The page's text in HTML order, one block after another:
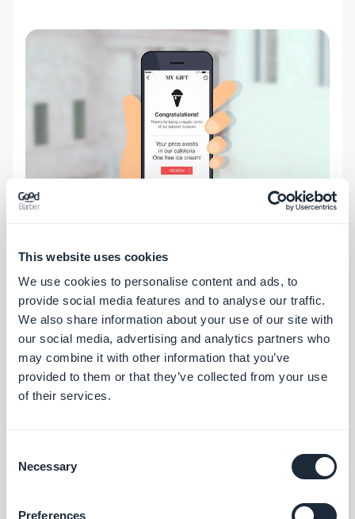
This website uses cookies
We use cookies to personalise content and ads, to
provide social media features and to analyse our traffic.
We also share information about your use of our site with
our social media, advertising and analytics partners who
may combine it with other information that you’ve
provided to them or that they’ve collected from your use
of their services.
Selection
Necessary
Preferences
Ricompense esclusive
Per mostrare infine agli utenti la tua gratitudine per
la loro partecipazione e attenzione, puoi sfruttare
una funzionalità come la Loyalty Card,utilizzando
perché no dei bonus di ricompensa
negozio di souvenir del museo. Con unacarta
gli utenti possono inoltre ottenere degli
ingressi gratuiti o dei privilegi particolari e farli così